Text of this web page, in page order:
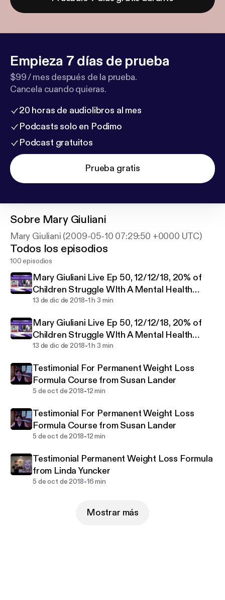
Empieza 7 días de prueba
$99 / mes después de la prueba.
Cancela cuando quieras.
20 horas de audiolibros al mes
Podcasts solo en Podimo
Podcast gratuitos
Prueba gratis
Sobre Mary Giuliani
Mary Giuliani (2009-05-10 07:29:50 +0000 UTC)
Todos los episodios
100 episodios
Mary Giuliani Live Ep 50, 12/12/18, 20% of
Children Struggle WIth A Mental Health
Disorder?
13 de dic de 2018-1 h 3 min
Mary Giuliani Live Ep 50, 12/12/18, 20% of
Children Struggle WIth A Mental Health
Disorder?
13 de dic de 2018-1 h 3 min
Testimonial For Permanent Weight Loss
Formula Course from Susan Lander
5 de oct de 2018-12 min
Testimonial For Permanent Weight Loss
Formula Course from Susan Lander
5 de oct de 2018-12 min
Testimonial Permanent Weight Loss Formula
from Linda Yuncker
5 de oct de 2018-16 min
Mostrar más